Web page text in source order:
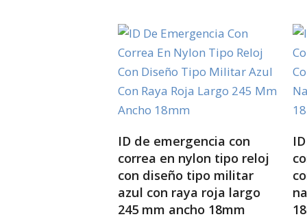
SELECT OPTIONS
ID de emergencia con
correa en nylon tipo reloj
con diseño tipo militar
azul con raya roja largo
245 mm ancho 18mm